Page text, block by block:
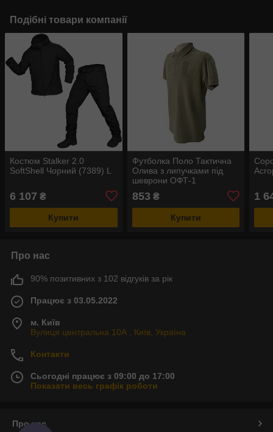
Подібні товари компанії
Костюм Stalker 2.0
SoftShell Чорний (7389) L
6 107 ₴
Купити
Футболка Поло Тактична
Олива з липучками під
шеврони ОФТ-1
853 ₴
Купити
1
Про нас
90% позитивних з 102 відгуків за рік
Працює з 03.05.2022
м. Київ
Вулиця центральна 10А , Київ, Україна
Контакти
Сьогодні працює з 09:00 до 17:00
Показати весь графік роботи
Про нас